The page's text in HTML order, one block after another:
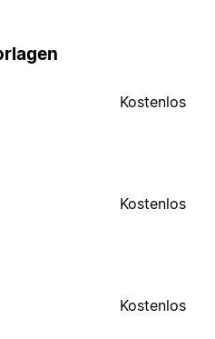
Kostenlos
Kostenlos
Kostenlos